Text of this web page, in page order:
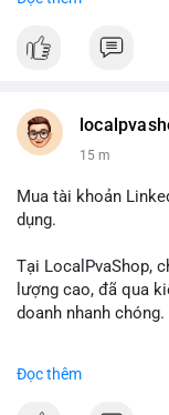
✅ Telegram:
✅ Email:
15 m
Mua tài khoản
dụng.
Tại LocalPvaShop,
lượng cao, đã qua
doanh nhanh
Đọc thêm